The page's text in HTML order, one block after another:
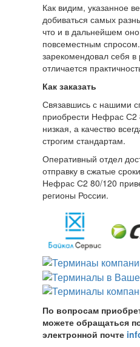
Как видим, указанное
добиваться самых
что и в дальнейшем оно
повсеместным
зарекомендовал себя в
отличается
Как заказать
Связавшись с нашими
приобрести Нефрас С2
низкая, а качество
строгим стандартам.
Оперативный отдел
отправку в сжатые
Нефрас С2 80/120
регионы России.
По вопросам
можете обращаться
электронной почте